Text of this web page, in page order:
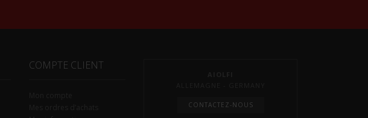
COMPTE CLIENT
CONTACTEZ-NOUS